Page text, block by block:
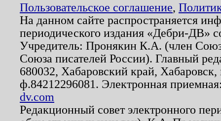
Пользовательское соглашение,
На данном сайте распространяется
периодического издания «Дебри-ДВ»
Учредитель: Пронякин К.А. (член
Союза писателей России). Главный
680032, Хабаровский край,
ф.84212296081. Электронная
dv.com
Редакционный совет электронного